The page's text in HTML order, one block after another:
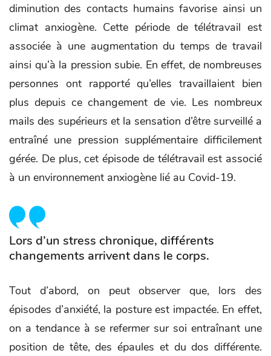
diminution des contacts humains favorise ainsi un
climat anxiogène. Cette période de télétravail est
associée à une augmentation du temps de travail
ainsi qu’à la pression subie. En effet, de nombreuses
personnes ont rapporté qu’elles travaillaient bien
plus depuis ce changement de vie. Les nombreux
mails des supérieurs et la sensation d’être surveillé a
entraîné une pression supplémentaire difficilement
gérée. De plus, cet épisode de télétravail est associé
à un environnement anxiogène lié au Covid-19.
Lors d’un stress chronique, différents
changements arrivent dans le corps.
Tout d’abord, on peut observer que, lors des
épisodes d’anxiété, la posture est impactée. En effet,
on a tendance à se refermer sur soi entraînant une
position de tête, des épaules et du dos différente.